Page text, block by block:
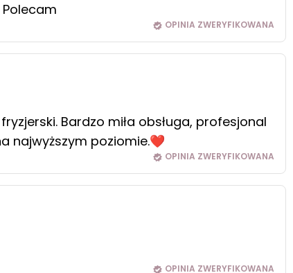
OPINIA ZWERYFIKOWANA
Bardzo miła obsługa, profesjonal
najwyższym poziomie.❤️
OPINIA ZWERYFIKOWANA
OPINIA ZWERYFIKOWANA